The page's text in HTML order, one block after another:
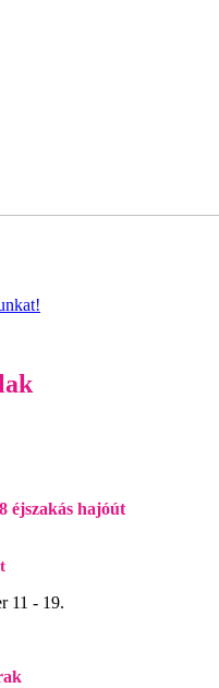
éjszakás hajóút
11 - 19.